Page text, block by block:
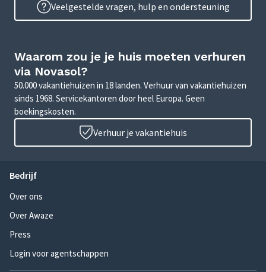
Veelgestelde vragen, hulp en ondersteuning
Waarom zou je je huis moeten verhuren
via Novasol?
50.000 vakantiehuizen in 18 landen. Verhuur van vakantiehuizen
sinds 1968. Servicekantoren door heel Europa. Geen
boekingskosten.
Verhuur je vakantiehuis
Bedrijf
Over ons
Over Awaze
Press
Login voor agentschappen